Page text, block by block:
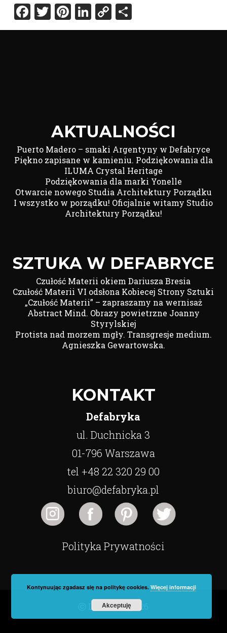
Facebook
Twitter
Pinterest
LinkedIn
Copy
Link
Share
AKTUALNOŚCI
Puerto Madero – smaki Argentyny w Defabryce
Piękno zapisane w kamieniu. Podziękowania dla
ILUMA Crystal Heritage
Podziękowania dla marki Yonelle
Otwarcie nowego Studia Architektury Porządku
I wszystko w porządku! Oficjalnie witamy Studio
Architektury Porządku!
SZTUKA W DEFABRYCE
Czułość Materii okiem Dariusza Bresia
Czułość Materii VI odsłona Kobiecej Strony Sztuki
„Czułość Materii” – zapraszamy na wernisaż
Abstract Mind. Obrazy powietrzne Joanny
Styrylskiej
Protista nad morzem mgły. Transgresje medium.
Agnieszka Gewartowska.
KONTAKT
Defabryka
ul. Duchnicka 3
01-796 Warszawa
tel +48 22 320 29 00
biuro@defabryka.pl
Polityka Prywatności
ⓒ Defabryka 2026
Kontynuując zgadasz się na politykę cookies.Więcej informacji
Akceptuję